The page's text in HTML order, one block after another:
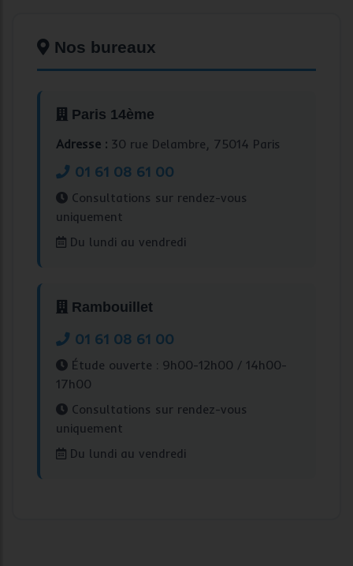
Nos bureaux
Paris 14ème
Adresse : 30 rue Delambre, 75014 Paris
01 61 08 61 00
Consultations sur rendez-vous
uniquement
Du lundi au vendredi
Rambouillet
01 61 08 61 00
Étude ouverte : 9h00-12h00 / 14h00-
17h00
Consultations sur rendez-vous
uniquement
Du lundi au vendredi